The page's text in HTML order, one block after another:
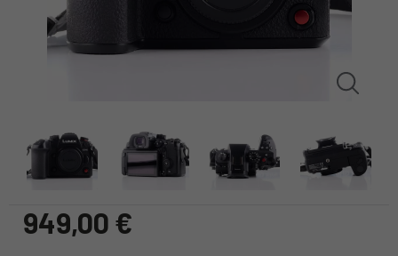
949,00 €